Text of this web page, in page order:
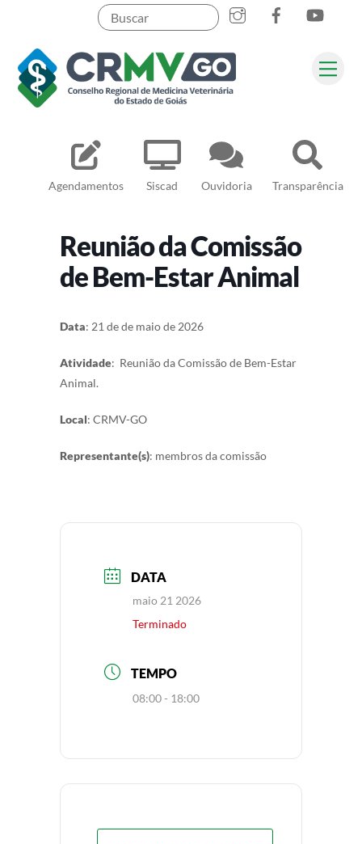
content
Agendamentos Siscad Ouvidoria Transparência
Pesquisar
Reunião da Comissão
de Bem-Estar Animal
Data: 21 de de maio de 2026
Atividade: Reunião da Comissão de Bem-Estar
Animal.
Local: CRMV-GO
Representante(s): membros da comissão
DATA
maio 21 2026
Terminado
TEMPO
08:00 - 18:00